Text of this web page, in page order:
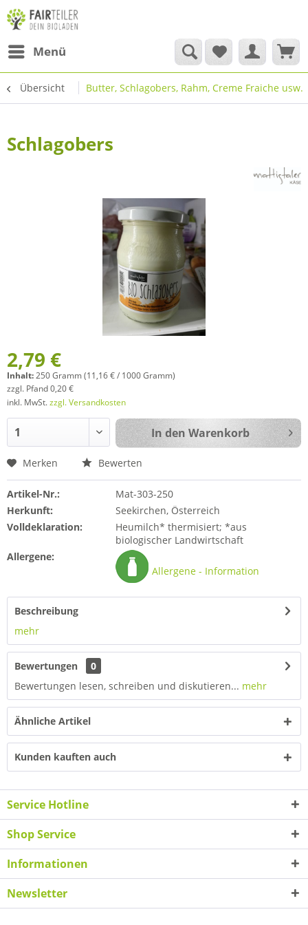
Menü
Übersicht Butter, Schlagobers, Rahm, Creme Fraiche usw.
Schlagobers
2,79 €
Inhalt:250 Gramm (11,16 € / 1000 Gramm)
zzgl. Pfand 0,20 €
inkl. MwSt.zzgl. Versandkosten
In den Warenkorb
Merken Bewerten
Artikel-Nr.:
Mat-303-250
Herkunft:
Seekirchen, Österreich
Volldeklaration:
Heumilch* thermisiert; *aus
biologischer Landwirtschaft
Allergene:
Allergene - Information
Beschreibung
mehr
Bewertungen
0
Bewertungen lesen, schreiben und diskutieren... mehr
Ähnliche Artikel
Kunden kauften auch
Service Hotline
Shop Service
Informationen
Newsletter